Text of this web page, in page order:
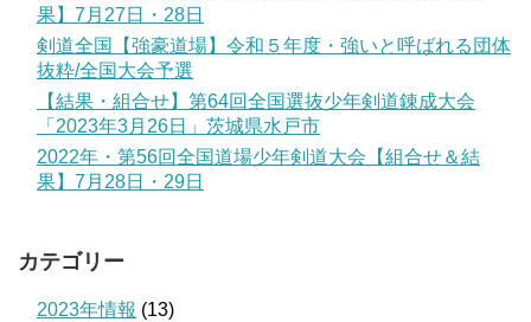
果】7月27日・28日
剣道全国【強豪道場】令和５年度・強いと呼ばれる団体
抜粋/全国大会予選
【結果・組合せ】第64回全国選抜少年剣道錬成大会
「2023年3月26日」茨城県水戸市
2022年・第56回全国道場少年剣道大会【組合せ＆結
果】7月28日・29日
カテゴリー
2023年情報 (13)